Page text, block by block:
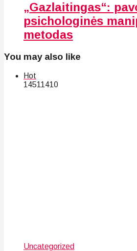
„Gazlaitingas“:
psichologinės
metodas
You may also like
Hot
14511410
Uncategorized